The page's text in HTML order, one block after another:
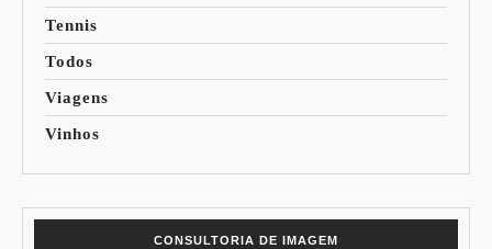
Tennis
Todos
Viagens
Vinhos
CONSULTORIA DE IMAGEM